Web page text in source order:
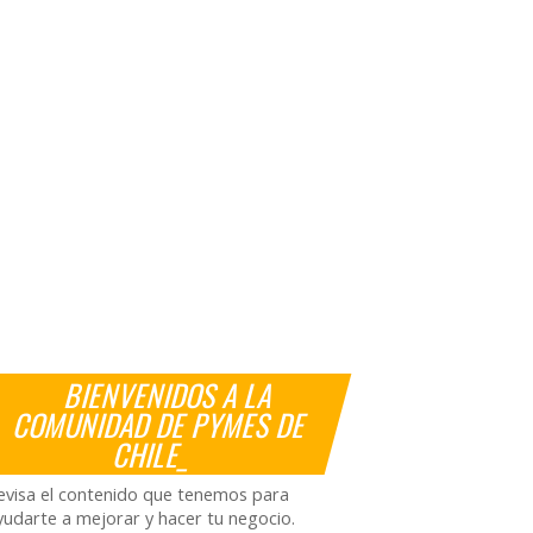
BIENVENIDOS A LA
COMUNIDAD DE PYMES DE
CHILE_
el contenido que tenemos para
a mejorar y hacer tu negocio.